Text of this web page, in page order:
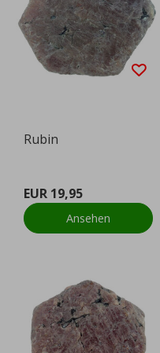
Rubin
EUR 19,95
Ansehen